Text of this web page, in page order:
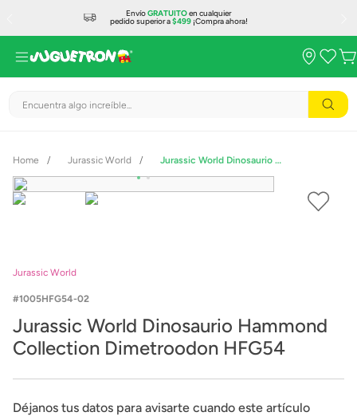
EnvíoGRATUITOen cualquier
pedido superior a$499¡Compra ahora!
Encuentra algo increíble...
Jurassic World Jurassic World Dinosaurio Hammond Collection Dimetroodon HFG54
Jurassic World
1005HFG54-02
Jurassic World Dinosaurio Hammond
Collection Dimetroodon HFG54
Déjanos tus datos para avisarte cuando este artículo